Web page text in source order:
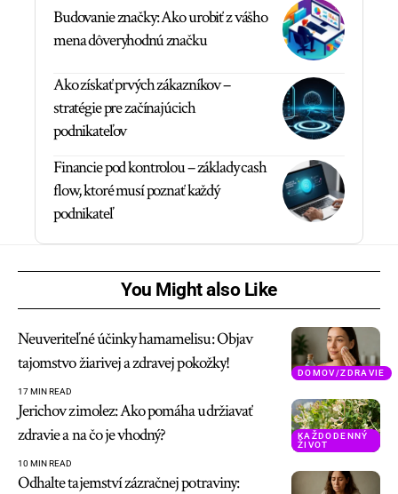
Budovanie značky: Ako urobiť z vášho
mena dôveryhodnú značku
Ako získať prvých zákazníkov –
stratégie pre začínajúcich
podnikateľov
Financie pod kontrolou – základy cash
flow, ktoré musí poznať každý
podnikateľ
You Might also Like
DOMOV/ZDRAVIE
Neuveriteľné účinky hamamelisu: Objav
tajomstvo žiarivej a zdravej pokožky!
17 MIN READ
KAŽDODENNÝ
ŽIVOT
Jerichov zimolez: Ako pomáha udržiavať
zdravie a na čo je vhodný?
10 MIN READ
Odhalte tajemství zázračnej potraviny: